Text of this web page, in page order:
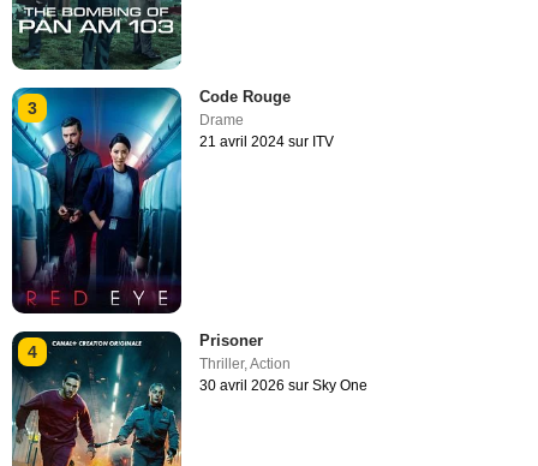
3
Code Rouge
Drame
21 avril 2024 sur ITV
4
Prisoner
Thriller,Action
30 avril 2026 sur Sky One